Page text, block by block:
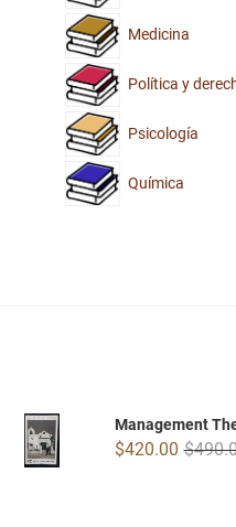
Medicina
Política y
Psicología
Química
Management
$
$420.00